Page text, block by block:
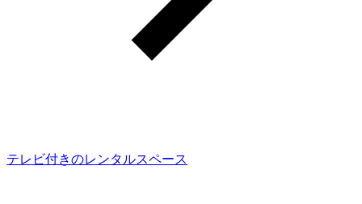
テレビ付きのレンタルスペース